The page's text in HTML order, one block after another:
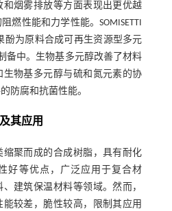
烟雾排放等方面表现出更优越
燃性能和力学性能。SOMISETTI
酚为原料合成可再生资源型多元
备中。生物基多元醇改善了材料
生物基多元醇与硫和氮元素的协
防腐和抗菌性能。
其应用
缩聚而成的合成树脂，具有耐化
好等优点，广泛应用于复合材
建筑保温材料等领域。然而，
较差，脆性较高，限制其应用